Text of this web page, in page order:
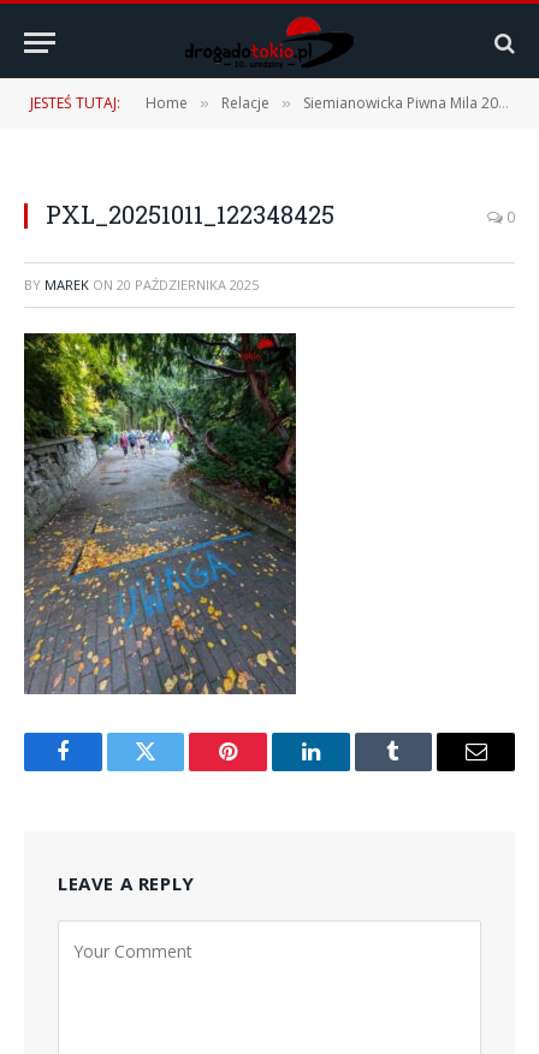
JESTEŚ TUTAJ: Home » Relacje » Siemianowicka Piwna Mila 2025 – 11.10.2025 r.
PXL_20251011_122348425 0
BY MAREK ON 20 PAŹDZIERNIKA 2025
FacebookTwitter Pinterest LinkedInTumblr Email
LEAVE A REPLY